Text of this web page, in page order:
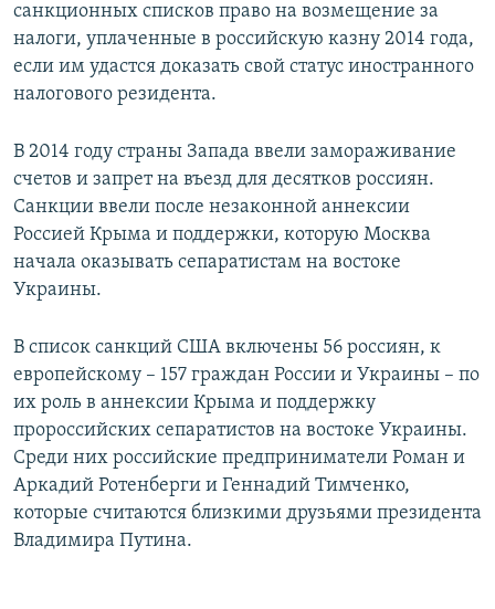
санкционных списков право на возмещение за
налоги, уплаченные в российскую казну 2014 года,
если им удастся доказать свой статус иностранного
налогового резидента.
В 2014 году страны Запада ввели замораживание
счетов и запрет на въезд для десятков россиян.
Санкции ввели после незаконной аннексии
Россией Крыма и поддержки, которую Москва
начала оказывать сепаратистам на востоке
Украины.
В список санкций США включены 56 россиян, к
европейскому – 157 граждан России и Украины – по
их роль в аннексии Крыма и поддержку
пророссийских сепаратистов на востоке Украины.
Среди них российские предприниматели Роман и
Аркадий Ротенберги и Геннадий Тимченко,
которые считаются близкими друзьями президента
Владимира Путина.